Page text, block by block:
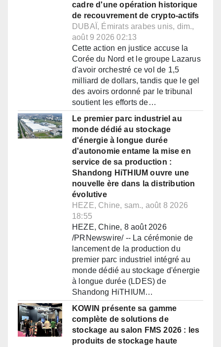
cadre d'une opération historique
de recouvrement de crypto-actifs
DUBAÏ, Émirats arabes unis, dim.,
août 9 2026 02:13
Cette action en justice accuse la
Corée du Nord et le groupe Lazarus
d'avoir orchestré ce vol de 1,5
milliard de dollars, tandis que le gel
des avoirs ordonné par le tribunal
soutient les efforts de…
Le premier parc industriel au
monde dédié au stockage
d'énergie à longue durée
d'autonomie entame la mise en
service de sa production :
Shandong HiTHIUM ouvre une
nouvelle ère dans la distribution
évolutive
HEZE, Chine, sam., août 8 2026
18:55
HEZE, Chine, 8 août 2026
/PRNewswire/ -- La cérémonie de
lancement de la production du
premier parc industriel intégré au
monde dédié au stockage d'énergie
à longue durée (LDES) de
Shandong HiTHIUM…
KOWIN présente sa gamme
complète de solutions de
stockage au salon FMS 2026 : les
produits de stockage haute